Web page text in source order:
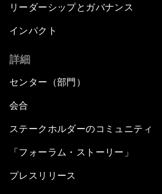
リーダーシップとガバナンス
インパクト
詳細
センター（部門）
会合
ステークホルダーのコミュニティ
「フォーラム・ストーリー」
プレスリリース